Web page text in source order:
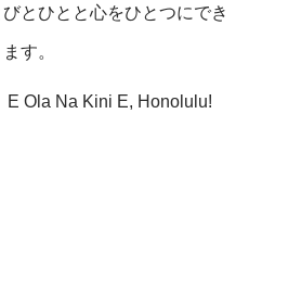
とひとと心をひとつにでき
す。
Ola Na Kini E, Honolulu!